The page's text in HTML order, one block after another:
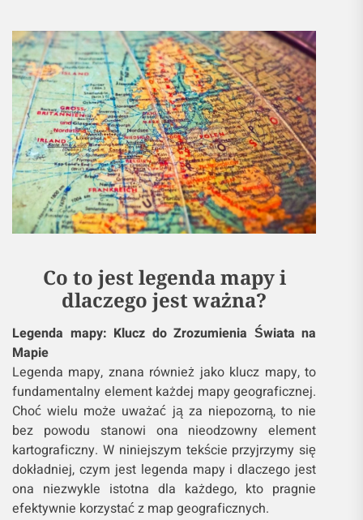
Co to jest legenda mapy i
dlaczego jest ważna?
Legenda mapy: Klucz do Zrozumienia Świata na
Mapie
Legenda mapy, znana również jako klucz mapy, to
fundamentalny element każdej mapy geograficznej.
Choć wielu może uważać ją za niepozorną, to nie
bez powodu stanowi ona nieodzowny element
kartograficzny. W niniejszym tekście przyjrzymy się
dokładniej, czym jest legenda mapy i dlaczego jest
ona niezwykle istotna dla każdego, kto pragnie
efektywnie korzystać z map geograficznych.